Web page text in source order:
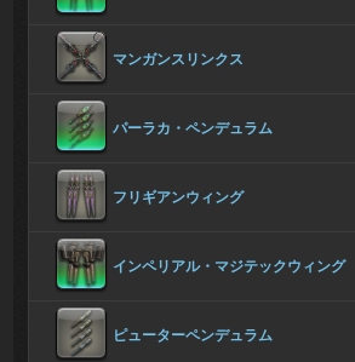
マンガンスリンクス
パーラカ・ペンデュラム
フリギアンウィング
インペリアル・マジテックウィング
ピューターペンデュラム